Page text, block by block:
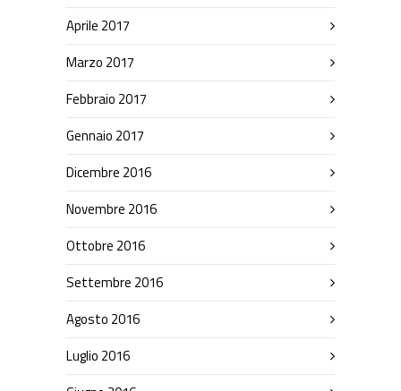
Aprile 2017
Marzo 2017
Febbraio 2017
Gennaio 2017
Dicembre 2016
Novembre 2016
Ottobre 2016
Settembre 2016
Agosto 2016
Luglio 2016